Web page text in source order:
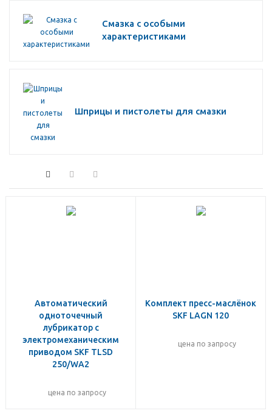
Смазка с особыми
характеристиками
Шприцы и пистолеты для смазки
Автоматический
одноточечный
лубрикатор с
электромеханическим
приводом SKF TLSD
250/WA2
цена по запросу
Комплект пресс-маслёнок
SKF LAGN 120
цена по запросу